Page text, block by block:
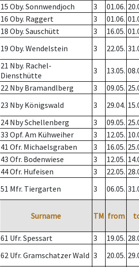
15 Oby. Sonnwendjoch 3 01.06.
16 Oby. Raggert 3 01.06.
18 Oby. Sauschütt 3 16.05.
19 Oby. Wendelstein 3 22.05.
21 Nby. Rachel-
Diensthütte
3 13.05.
22 Nby Bramandlberg 3 09.05.
23 Nby Königswald 3 29.04.
24 Nby Schellenberg 3 09.05.
33 Opf. Am Kühweiher 3 12.05.
41 Ofr. Michaelsgraben 3 16.05.
43 Ofr. Bodenwiese 3 12.05.
44 Ofr. Hufeisen 3 22.05.
51 Mfr. Tiergarten 3 06.05.
Surname TM from
61 Ufr. Spessart 3 19.05.
62 Ufr. Gramschatzer Wald 3 20.05.